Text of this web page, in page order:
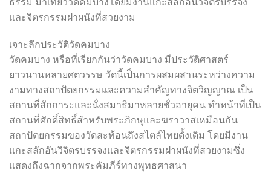
และจิตรกรรมฝาผนังที่สวยงาม
เจาะลึกประวัติวัดคมบาง
วัดคมบาง หรือที่เรียกกันว่าวัดคมบาง มีประวัติศาสตร์
ยาวนานหลายศตวรรษ วัดนี้เป็นการผสมผสานระหว่างความ
งามทางสถาปัตยกรรมและความสำคัญทางจิตวิญญาณ เป็น
สถานที่สักการะและนั่งสมาธิมาหลายชั่วอายุคน ทำหน้าที่เป็น
สถานที่ศักดิ์สิทธิ์สำหรับพระภิกษุและฆราวาสเหมือนกัน
สถาปัตยกรรมของวัดสะท้อนถึงสไตล์ไทยดั้งเดิม โดยมีงาน
แกะสลักอันวิจิตรบรรจงและจิตรกรรมฝาผนังที่สวยงามซึ่ง
แสดงถึงฉากจากพระคัมภีร์ทางพุทธศาสนา